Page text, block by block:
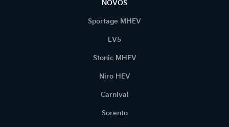
NOVOS
Sportage MHEV
EV5
Stonic MHEV
Niro HEV
Carnival
Sorento